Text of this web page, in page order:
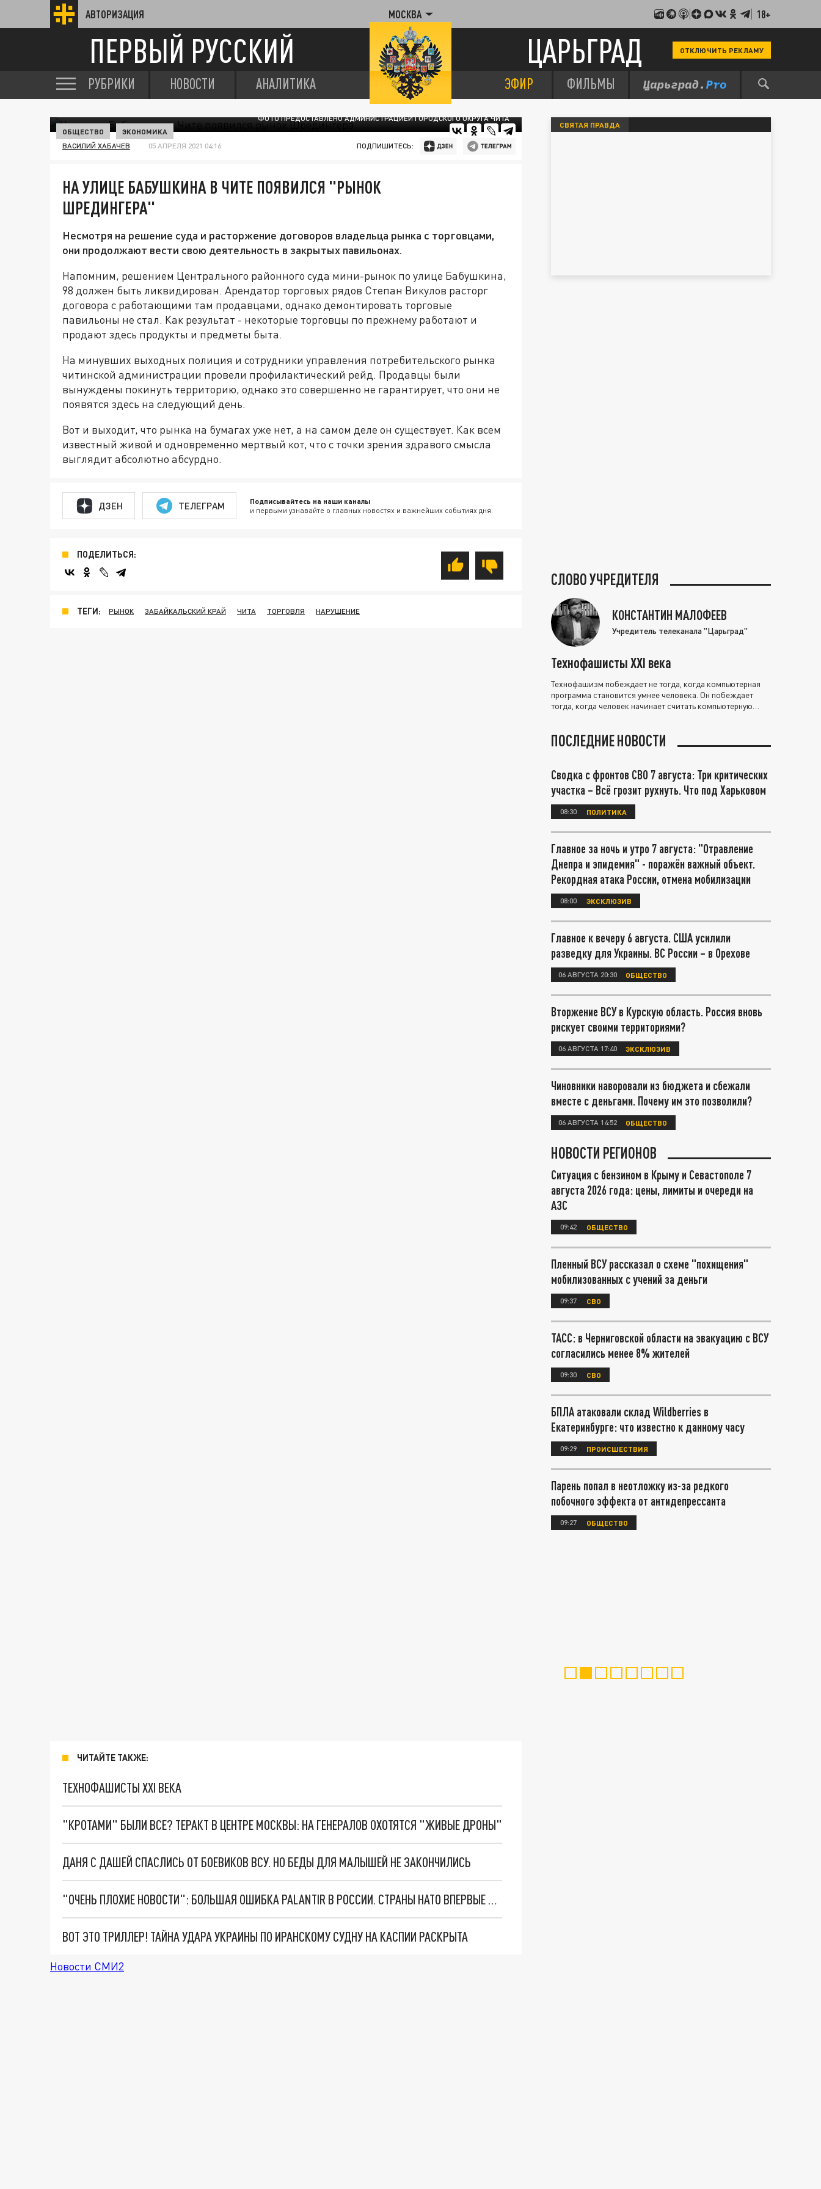
АВТОРИЗАЦИЯ МОСКВА 18+
ПЕРВЫЙ РУССКИЙ ЦАРЬГРАД ОТКЛЮЧИТЬ РЕКЛАМУ
РУБРИКИ НОВОСТИ АНАЛИТИКА ЭФИР ФИЛЬМЫ
ФОТО ПРЕДОСТАВЛЕНО АДМИНИСТРАЦИЕЙ ГОРОДСКОГО ОКРУГА ЧИТА
ОБЩЕСТВО ЭКОНОМИКА
ВАСИЛИЙ ХАБАЧЕВ 05 АПРЕЛЯ 2021 04:16 ПОДПИШИТЕСЬ:
НА УЛИЦЕ БАБУШКИНА В ЧИТЕ ПОЯВИЛСЯ "РЫНОК
ШРЕДИНГЕРА"
Несмотря на решение суда и расторжение договоров владельца рынка с торговцами,
они продолжают вести свою деятельность в закрытых павильонах.
Напомним, решением Центрального районного суда мини-рынок по улице Бабушкина,
98 должен быть ликвидирован. Арендатор торговых рядов Степан Викулов расторг
договора с работающими там продавцами, однако демонтировать торговые
павильоны не стал. Как результат - некоторые торговцы по прежнему работают и
продают здесь продукты и предметы быта.
На минувших выходных полиция и сотрудники управления потребительского рынка
читинской администрации провели профилактический рейд. Продавцы были
вынуждены покинуть территорию, однако это совершенно не гарантирует, что они не
появятся здесь на следующий день.
Вот и выходит, что рынка на бумагах уже нет, а на самом деле он существует. Как всем
известный живой и одновременно мертвый кот, что с точки зрения здравого смысла
выглядит абсолютно абсурдно.
ДЗЕН ТЕЛЕГРАМ Подписывайтесь на наши каналы
и первыми узнавайте о главных новостях и важнейших событиях дня.
ПОДЕЛИТЬСЯ:
ТЕГИ: РЫНОК ЗАБАЙКАЛЬСКИЙ КРАЙ ЧИТА ТОРГОВЛЯ НАРУШЕНИЕ
ЧИТАЙТЕ ТАКЖЕ:
ТЕХНОФАШИСТЫ XXI ВЕКА
"КРОТАМИ" БЫЛИ ВСЕ? ТЕРАКТ В ЦЕНТРЕ МОСКВЫ: НА ГЕНЕРАЛОВ ОХОТЯТСЯ "ЖИВЫЕ ДРОНЫ"
ДАНЯ С ДАШЕЙ СПАСЛИСЬ ОТ БОЕВИКОВ ВСУ. НО БЕДЫ ДЛЯ МАЛЫШЕЙ НЕ ЗАКОНЧИЛИСЬ
"ОЧЕНЬ ПЛОХИЕ НОВОСТИ": БОЛЬШАЯ ОШИБКА PALANTIR В РОССИИ. СТРАНЫ НАТО ВПЕРВЫЕ ЗА СВО ОСТАНОВИЛИ ПОСТАВКИ ОРУЖИЯ. ВСУ ТЕРЯЮТ ПРИГРАНИЧЬЕ?
ВОТ ЭТО ТРИЛЛЕР! ТАЙНА УДАРА УКРАИНЫ ПО ИРАНСКОМУ СУДНУ НА КАСПИИ РАСКРЫТА
Новости СМИ2
СВЯТАЯ ПРАВДА
СЛОВО УЧРЕДИТЕЛЯ
КОНСТАНТИН МАЛОФЕЕВ
Учредитель телеканала "Царьград"
Технофашисты XXI века
Технофашизм побеждает не тогда, когда компьютерная
программа становится умнее человека. Он побеждает
тогда, когда человек начинает считать компьютерную
ПОСЛЕДНИЕ НОВОСТИ
Сводка с фронтов СВО 7 августа: Три критических
участка – Всё грозит рухнуть. Что под Харьковом
08:30 ПОЛИТИКА
Главное за ночь и утро 7 августа: "Отравление
Днепра и эпидемия" - поражён важный объект.
Рекордная атака России, отмена мобилизации
08:00 ЭКСКЛЮЗИВ
Главное к вечеру 6 августа. США усилили
разведку для Украины. ВС России – в Орехове
06 АВГУСТА 20:30 ОБЩЕСТВО
Вторжение ВСУ в Курскую область. Россия вновь
рискует своими территориями?
06 АВГУСТА 17:40 ЭКСКЛЮЗИВ
Чиновники наворовали из бюджета и сбежали
вместе с деньгами. Почему им это позволили?
06 АВГУСТА 14:52 ОБЩЕСТВО
НОВОСТИ РЕГИОНОВ
Ситуация с бензином в Крыму и Севастополе 7
августа 2026 года: цены, лимиты и очереди на
АЗС
09:42 ОБЩЕСТВО
Пленный ВСУ рассказал о схеме "похищения"
мобилизованных с учений за деньги
09:37 СВО
ТАСС: в Черниговской области на эвакуацию с ВСУ
согласились менее 8% жителей
09:30 СВО
БПЛА атаковали склад Wildberries в
Екатеринбурге: что известно к данному часу
09:29 ПРОИСШЕСТВИЯ
Парень попал в неотложку из-за редкого
побочного эффекта от антидепрессанта
09:27 ОБЩЕСТВО